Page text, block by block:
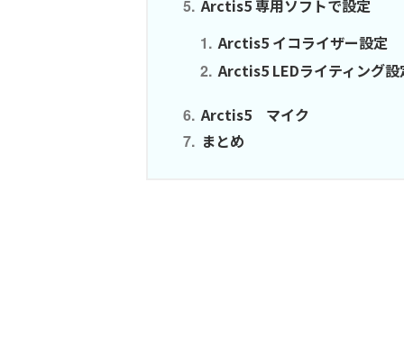
Arctis5 専用ソフトで設定
Arctis5 イコライザー設定
Arctis5 LEDライティング設
Arctis5 マイク
まとめ